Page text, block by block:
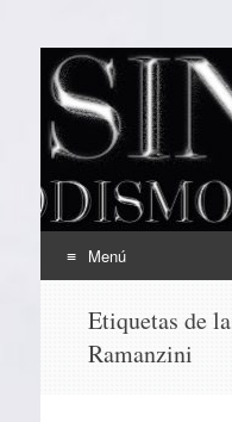
EL
Periodismo
Menú
contenido
Etiquetas de
Ramanzini